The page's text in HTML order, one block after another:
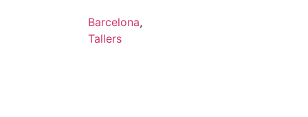
Barcelona,
Tallers